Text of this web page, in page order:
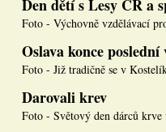
Den dětí s Lesy ČR a
Foto - Výchovně vzdělávací
Oslava konce
Foto - Již tradičně se v
Darovali krev
Foto - Světový den dárců